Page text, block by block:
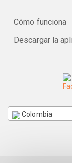
Cómo funciona
Descargar la
Colombia